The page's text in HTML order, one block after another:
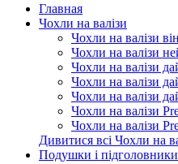
Главная
Чохли на валізи
Чохли на валізи
Чохли на валізи
Чохли на валізи
Чохли на валізи
Чохли на валізи
Чохли на валізи
Чохли на валізи
Дивитися всі Чохли на
Подушки і підголовники